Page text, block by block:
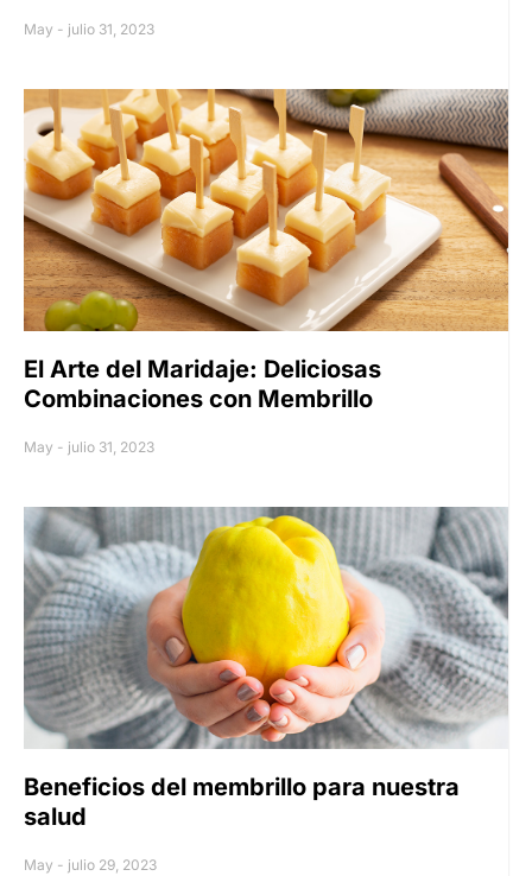
May julio 31, 2023
El Arte del Maridaje: Deliciosas
Combinaciones con Membrillo
May julio 31, 2023
Beneficios del membrillo para nuestra
salud
May julio 29, 2023